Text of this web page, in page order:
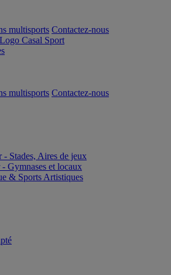
multisports Contactez-nous
multisports Contactez-nous
- Stades, Aires de jeux
Gymnases et locaux
& Sports Artistiques